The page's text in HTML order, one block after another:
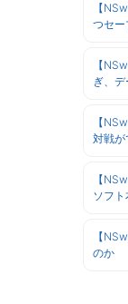
【
つセー
【
ぎ、
【
対戦が
【
ソフ
【
のか